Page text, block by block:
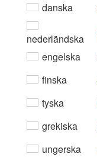
danska
nederländska
engelska
finska
tyska
grekiska
ungerska